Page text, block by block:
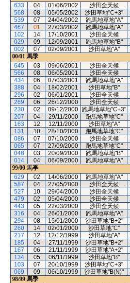
633
04 01/06/2002 沙田全天候
568
08 05/05/2002 沙田草地"C+3"
539
07 24/04/2002 跑馬地草地"A"
467
01 27/03/2002 跑馬地草地"A"
102
14 17/10/2001 沙田全天候
029
09 12/09/2001 跑馬地草地"B"
002
07 02/09/2001 沙田草地"A"
00/01 馬季
645
03 09/06/2001 沙田全天候
566
08 06/05/2001 沙田全天候
434
06 07/03/2001 跑馬地草地"A"
388
04 18/02/2001 沙田草地"B"
296
02 06/01/2001 沙田全天候
269
06 26/12/2000 沙田全天候
230
02 09/12/2000 跑馬地草地"C+3"
207
04 29/11/2000 跑馬地草地"C"
163
12 12/11/2000 沙田草地"A"
131
10 28/10/2000 跑馬地草地"C"
086
07 07/10/2000 沙田全天候
065
07 27/09/2000 跑馬地草地"C"
048
03 20/09/2000 跑馬地草地"B"
014
04 06/09/2000 跑馬地草地"A"
99/00 馬季
629
02 14/06/2000 跑馬地草地"A"
587
04 27/05/2000 沙田全天候
527
10 29/04/2000 沙田全天候
479
02 05/04/2000 沙田全天候
443
05 22/03/2000 沙田全天候
316
04 26/01/2000 跑馬地草地"A"
294
08 15/01/2000 沙田草地"B+2"
260
14 02/01/2000 沙田草地"C"
217
12 12/12/1999 沙田草地"A"
185
04 27/11/1999 沙田草地"B+2"
167
06 21/11/1999 沙田草地"A+2"
134
05 06/11/1999 沙田草地"B"
103
07 20/10/1999 沙田草地"C+3"
069
09 06/10/1999 沙田草地"B(N)"
98/99 馬季